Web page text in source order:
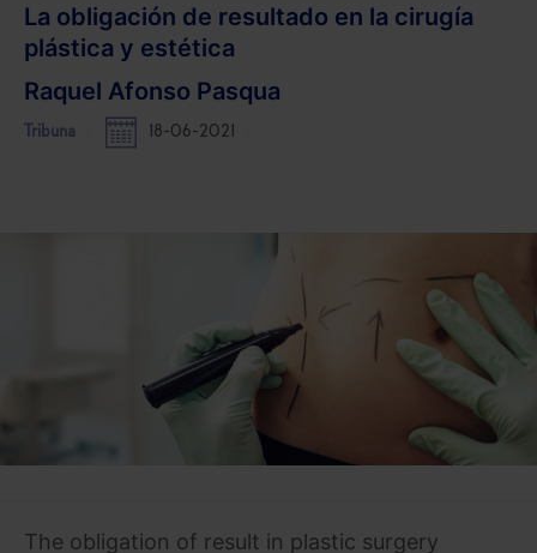
La obligación de resultado en la cirugía
plástica y estética
Raquel Afonso Pasqua
Tribuna 18-06-2021
The obligation of result in plastic surgery